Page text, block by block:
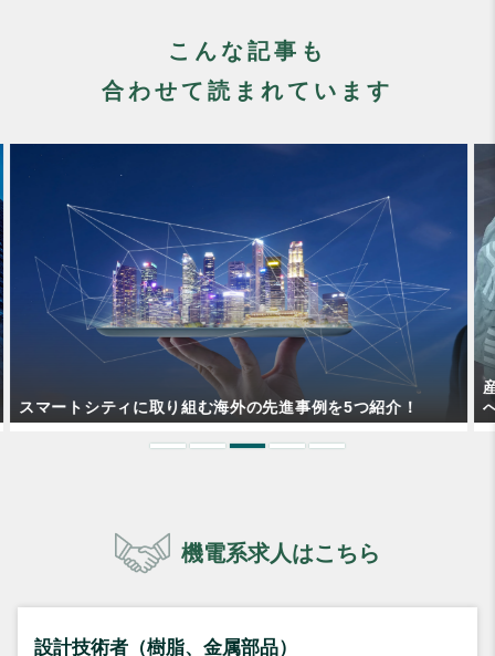
こんな記事も
合わせて読まれています
産業ネットワークの進化を支えた通信プロトコルと5G通信
への期待
機電系求人はこちら
設計技術者（樹脂、金属部品）